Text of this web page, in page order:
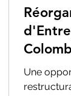
de
Une